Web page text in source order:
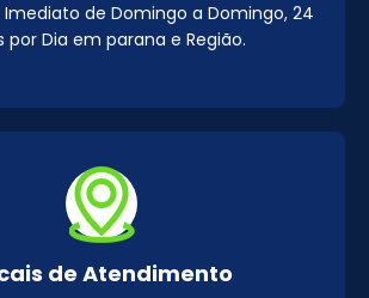
de Domingo a Domingo, 24
por Dia em parana e Região.
de Atendimento